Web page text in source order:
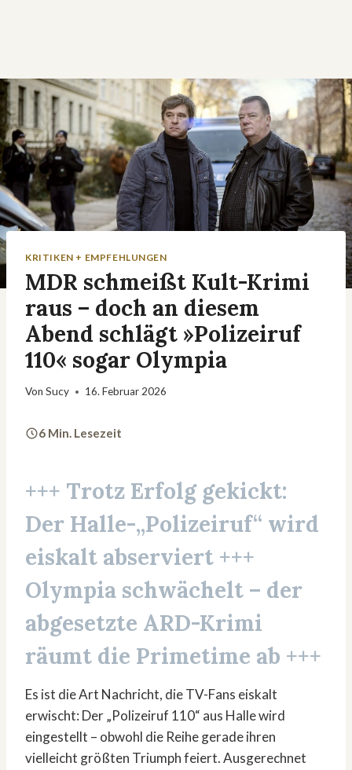
KRITIKEN + EMPFEHLUNGEN
MDR schmeißt Kult-Krimi
raus – doch an diesem
Abend schlägt »Polizeiruf
110« sogar Olympia
Von Sucy 16. Februar 2026
6 Min. Lesezeit
+++ Trotz Erfolg gekickt:
Der Halle-„Polizeiruf“ wird
eiskalt abserviert +++
Olympia schwächelt – der
abgesetzte ARD-Krimi
räumt die Primetime ab +++
Es ist die Art Nachricht, die TV-Fans eiskalt
erwischt: Der „Polizeiruf 110“ aus Halle wird
eingestellt – obwohl die Reihe gerade ihren
vielleicht größten Triumph feiert. Ausgerechnet